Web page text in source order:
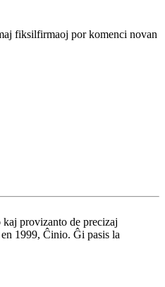
fiksilfirmaoj por komenci novan
provizanto de precizaj
1999, Ĉinio. Ĝi pasis la